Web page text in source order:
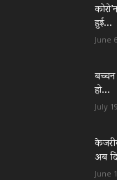
हुई...
June
हो...
July
अब
June